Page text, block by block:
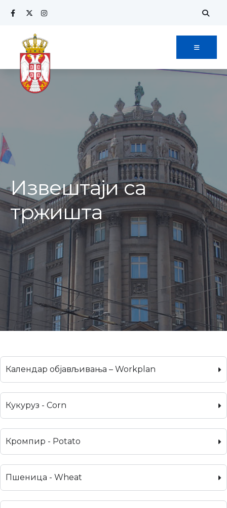
Извештаји са
тржишта
Календар објављивања – Workplan
Кукуруз - Corn
Кромпир - Potato
Пшеница - Wheat